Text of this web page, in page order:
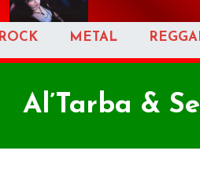
ROCK METAL
Al’Tarba &